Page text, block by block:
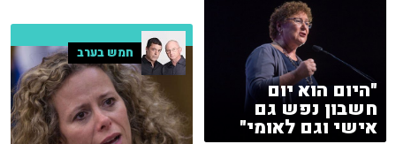
"היום הוא יום
חשבון נפש גם
אישי וגם לאומי"
חמש בערב